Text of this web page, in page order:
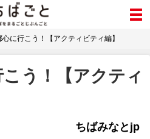
に行こう！【アクティビティ編】
う！【アクティ
ちばみなとjp